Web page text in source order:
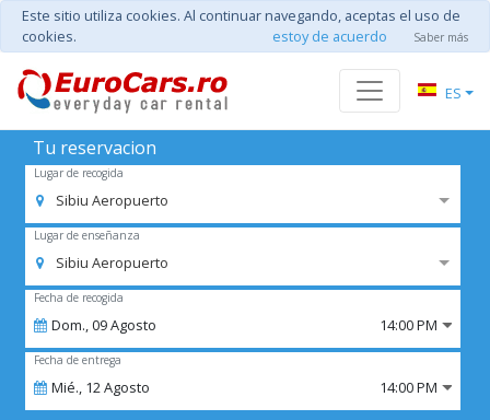
Este sitio utiliza cookies. Al continuar navegando, aceptas el uso de
cookies.
estoy de acuerdo Saber más
ES
Tu reservacion
Lugar de recogida
Sibiu Aeropuerto
Lugar de enseñanza
Sibiu Aeropuerto
Fecha de recogida
Dom.,09Agosto 14:00 PM
Fecha de entrega
Mié., 12Agosto 14:00 PM